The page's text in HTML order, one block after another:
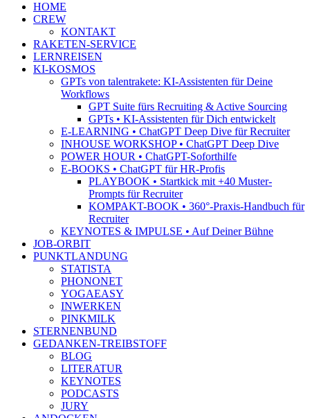
HOME
CREW
KONTAKT
RAKETEN-SERVICE
LERNREISEN
KI-KOSMOS
GPTs von talentrakete: KI-Assistenten für Deine
Workflows
GPT Suite fürs Recruiting & Active Sourcing
GPTs • KI-Assistenten für Dich entwickelt
E-LEARNING • ChatGPT Deep Dive für Recruiter
INHOUSE WORKSHOP • ChatGPT Deep Dive
POWER HOUR • ChatGPT-Soforthilfe
E-BOOKS • ChatGPT für HR-Profis
PLAYBOOK • Startkick mit +40 Muster-
Prompts für Recruiter
KOMPAKT-BOOK • 360°-Praxis-Handbuch für
Recruiter
KEYNOTES & IMPULSE • Auf Deiner Bühne
JOB-ORBIT
PUNKTLANDUNG
STATISTA
PHONONET
YOGAEASY
INWERKEN
PINKMILK
STERNENBUND
GEDANKEN-TREIBSTOFF
BLOG
LITERATUR
KEYNOTES
PODCASTS
JURY